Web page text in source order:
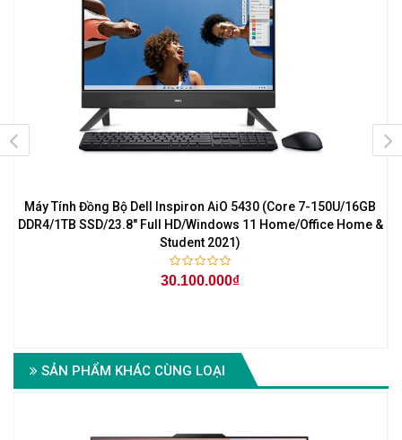
Máy Tính Đồng Bộ Dell Inspiron AiO 5430 (Core 7-150U/16GB
DDR4/1TB SSD/23.8" Full HD/Windows 11 Home/Office Home &
Student 2021)
30.100.000₫
SẢN PHẨM KHÁC CÙNG LOẠI